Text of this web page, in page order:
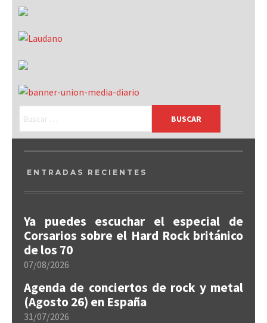
ENTRADAS RECIENTES
Ya puedes escuchar el especial de
Corsarios sobre el Hard Rock británico
de los 70
07/08/2026
Agenda de conciertos de rock y metal
(Agosto 26) en España
31/07/2026